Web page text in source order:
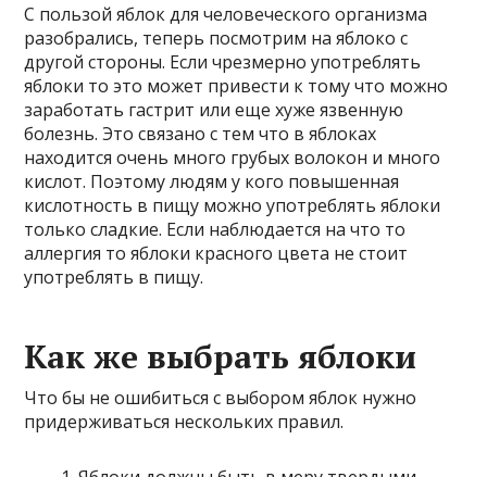
С пользой яблок для человеческого организма
разобрались, теперь посмотрим на яблоко с
другой стороны. Если чрезмерно употреблять
яблоки то это может привести к тому что можно
заработать гастрит или еще хуже язвенную
болезнь. Это связано с тем что в яблоках
находится очень много грубых волокон и много
кислот. Поэтому людям у кого повышенная
кислотность в пищу можно употреблять яблоки
только сладкие. Если наблюдается на что то
аллергия то яблоки красного цвета не стоит
употреблять в пищу.
Как же выбрать яблоки
Что бы не ошибиться с выбором яблок нужно
придерживаться нескольких правил.